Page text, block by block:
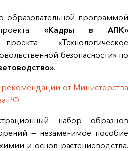
образовательной программой
«Кадры в АПК»
«Технологическое
безопасности» по
.
от Министерства
РФ.
набор образцов
— незаменимое пособие
и основ растениеводства.